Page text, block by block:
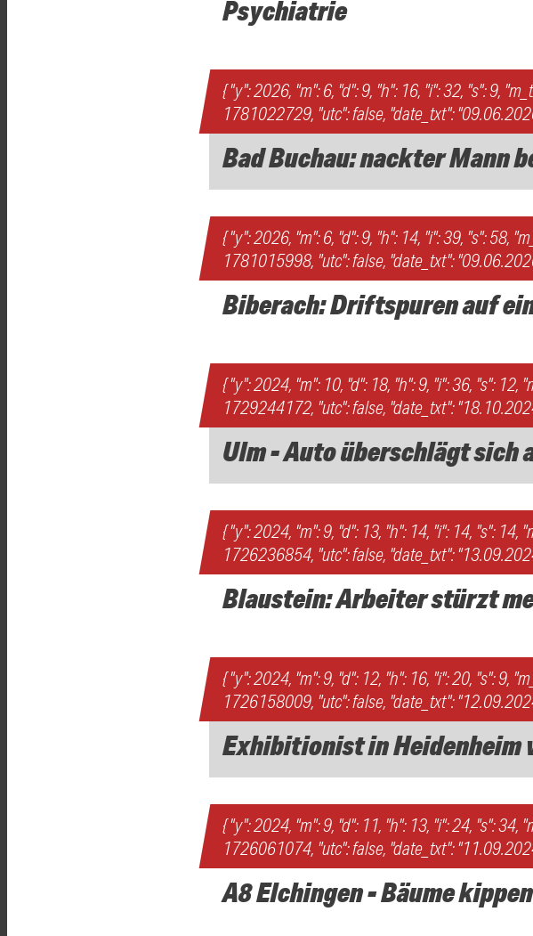
Psychiatrie
{ "y": 2026, "m": 6, "d": 9, "h": 16, "i": 32, "s": 9,
1781022729, "utc": false, "date_txt":
Bad Buchau: nackter Mann
{ "y": 2026, "m": 6, "d": 9, "h": 14, "i": 39, "s": 58,
1781015998, "utc": false, "date_txt":
Biberach: Driftspuren auf
{ "y": 2024, "m": 10, "d": 18, "h": 9, "i": 36, "s": 12,
1729244172, "utc": false, "date_txt":
Ulm - Auto überschlägt sich
{ "y": 2024, "m": 9, "d": 13, "h": 14, "i": 14, "s":
1726236854, "utc": false, "date_txt":
Blaustein: Arbeiter stürzt
{ "y": 2024, "m": 9, "d": 12, "h": 16, "i": 20, "s": 9,
1726158009, "utc": false, "date_txt":
Exhibitionist in Heidenheim
{ "y": 2024, "m": 9, "d": 11, "h": 13, "i": 24, "s":
1726061074, "utc": false, "date_txt":
A8 Elchingen - Bäume